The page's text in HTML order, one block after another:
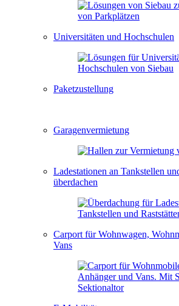
Universitäten und Hochschulen
Paketzustellung
Garagenvermietung
Ladestationen an Tankstellen
überdachen
Carport für Wohnwagen,
Vans